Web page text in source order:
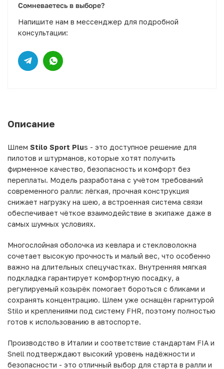
Сомневаетесь в выборе?
Напишите нам в мессенджер для подробной
консультации:
Описание
Шлем Stilo Sport Plus - это доступное решение для
пилотов и штурманов, которые хотят получить
фирменное качество, безопасность и комфорт без
переплаты. Модель разработана с учётом требований
современного ралли: лёгкая, прочная конструкция
снижает нагрузку на шею, а встроенная система связи
обеспечивает чёткое взаимодействие в экипаже даже в
самых шумных условиях.
Многослойная оболочка из кевлара и стекловолокна
сочетает высокую прочность и малый вес, что особенно
важно на длительных спецучастках. Внутренняя мягкая
подкладка гарантирует комфортную посадку, а
регулируемый козырёк помогает бороться с бликами и
сохранять концентрацию. Шлем уже оснащён гарнитурой
Stilo и креплениями под систему FHR, поэтому полностью
готов к использованию в автоспорте.
Производство в Италии и соответствие стандартам FIA и
Snell подтверждают высокий уровень надёжности и
безопасности - это отличный выбор для старта в ралли и